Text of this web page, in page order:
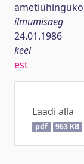
ilmumisaeg
24.01.1986
keel
est
Laadi alla
pdf 963 KB